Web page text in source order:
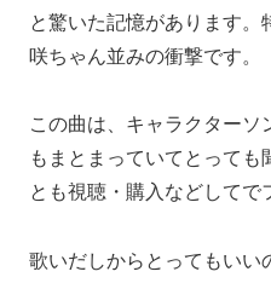
と驚いた記憶があります
咲ちゃん並みの衝撃です。
この曲は、キャラクターソ
もまとまっていてとって
とも視聴・購入などしてで
歌いだしからとってもいい